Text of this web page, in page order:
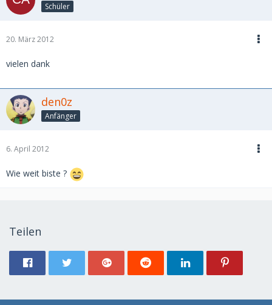
Schüler
20. März 2012
vielen dank
den0z
Anfänger
6. April 2012
Wie weit biste ?
Teilen